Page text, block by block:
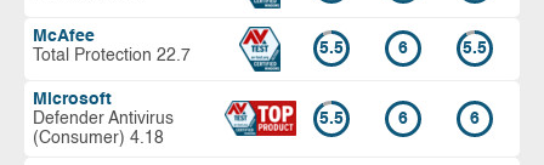
McAfee
Total Protection 22.7
5.5 6 5.5
Microsoft
Defender Antivirus
(Consumer) 4.18
5.5 6 6